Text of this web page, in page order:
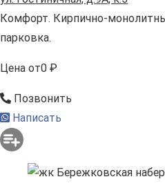
Комфорт. Кирпично-
парковка.
Цена от0 ₽
Позвонить
Написать